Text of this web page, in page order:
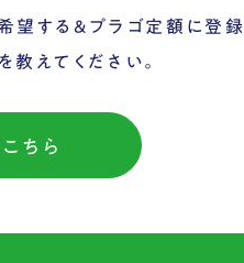
望する&プラゴ定額に登録
えてください。
ちら